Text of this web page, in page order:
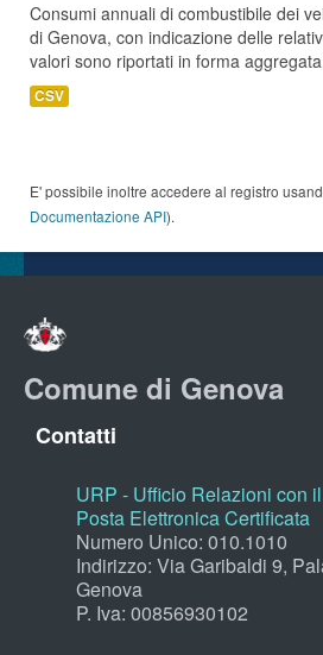
Consumi annuali di combustibile dei
di Genova, con indicazione delle
valori sono riportati in forma
CSV
E' possibile inoltre accedere al registro
Documentazione API).
Comune di Genova
Contatti
URP - Ufficio Relazioni con
Posta Elettronica Certificata
Numero Unico: 010.1010
Indirizzo: Via Garibaldi 9,
Genova
P. Iva: 00856930102